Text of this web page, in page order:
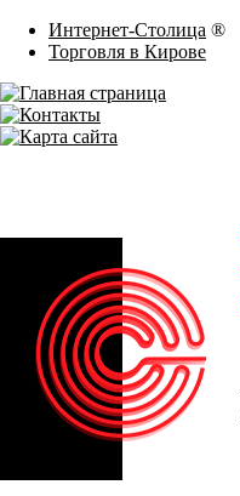
Интернет-Столица ®
Торговля в Кирове